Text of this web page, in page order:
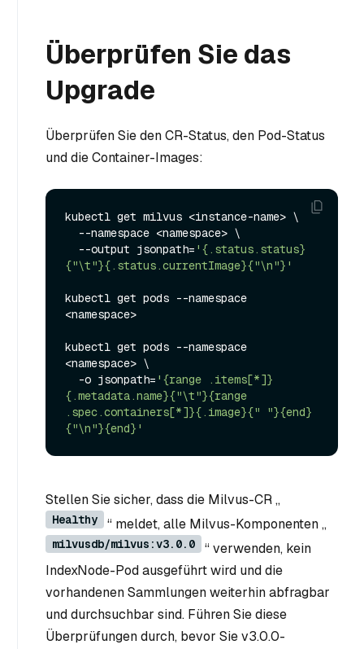
Überprüfen Sie das
Upgrade
Überprüfen Sie den CR-Status, den Pod-Status
und die Container-Images:
kubectl get milvus <instance-name> \
  --output jsonpath=
'{.status.status}
{"\t"}{.status.currentImage}{"\n"}'
kubectl get pods --namespace
<namespace>
kubectl get pods --namespace
<namespace> \
  -o jsonpath=
'{range .items[*]}
{.metadata.name}{"\t"}{range
.spec.containers[*]}{.image}{" "}{end}
{"\n"}{end}'
Stellen Sie sicher, dass die Milvus-CR „
Healthy “ meldet, alle Milvus-Komponenten „
milvusdb/milvus:v3.0.0
“ verwenden, kein
IndexNode-Pod ausgeführt wird und die
vorhandenen Sammlungen weiterhin abfragbar
und durchsuchbar sind. Führen Sie diese
Überprüfungen durch, bevor Sie v3.0.0-